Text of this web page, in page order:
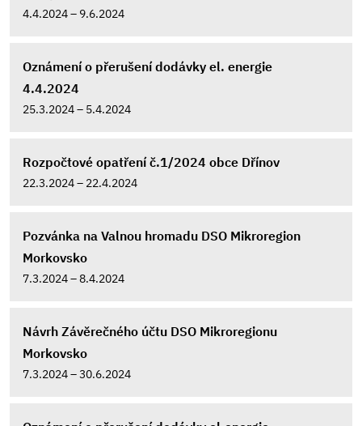
4.4.2024 – 9.6.2024
Oznámení o přerušení dodávky el. energie
4.4.2024
25.3.2024 – 5.4.2024
Rozpočtové opatření č.1/2024 obce Dřínov
22.3.2024 – 22.4.2024
Pozvánka na Valnou hromadu DSO Mikroregion
Morkovsko
7.3.2024 – 8.4.2024
Návrh Závěrečného účtu DSO Mikroregionu
Morkovsko
7.3.2024 – 30.6.2024